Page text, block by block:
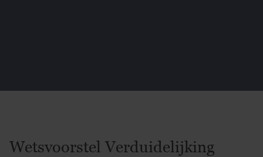
Wetsvoorstel Verduidelijking